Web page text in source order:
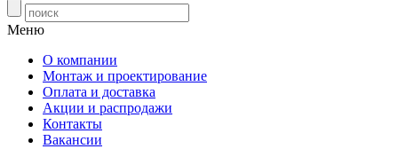
Меню
О компании
Монтаж и проектирование
Оплата и доставка
Акции и распродажи
Контакты
Вакансии